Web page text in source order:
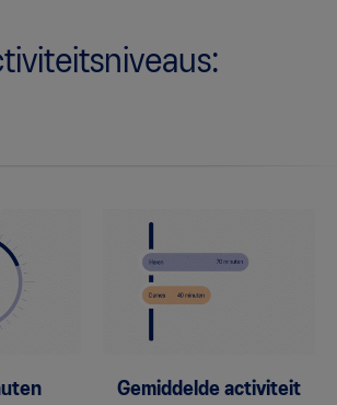
Gemiddelde activiteit